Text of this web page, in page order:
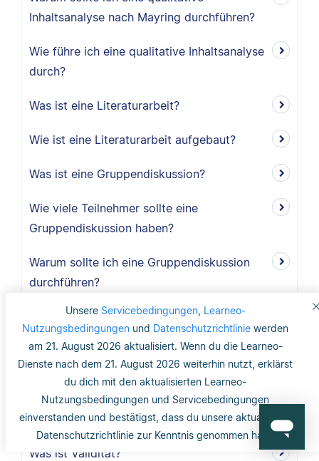
Unsere Servicebedingungen, Learneo-
Nutzungsbedingungen und Datenschutzrichtlinie werden
am 21. August 2026 aktualisiert. Wenn du die Learneo-
Dienste nach dem 21. August 2026 weiterhin nutzt, erklärst
du dich mit den aktualisierten Learneo-
Nutzungsbedingungen und Servicebedingungen
einverstanden und bestätigst, dass du unsere aktualisierte
Datenschutzrichtlinie zur Kenntnis genommen hast.
Inhaltsanalyse nach Mayring durchführen?
Wie führe ich eine qualitative Inhaltsanalyse
durch?
Was ist eine Literaturarbeit?
Wie ist eine Literaturarbeit aufgebaut?
Was ist eine Gruppendiskussion?
Wie viele Teilnehmer sollte eine
Gruppendiskussion haben?
Warum sollte ich eine Gruppendiskussion
durchführen?
Wie lang ist der Methodikteil?
Was bedeutet deduktiv und induktiv?
Was bedeutet induktiv?
Was bedeutet deduktiv?
Was ist Validität?